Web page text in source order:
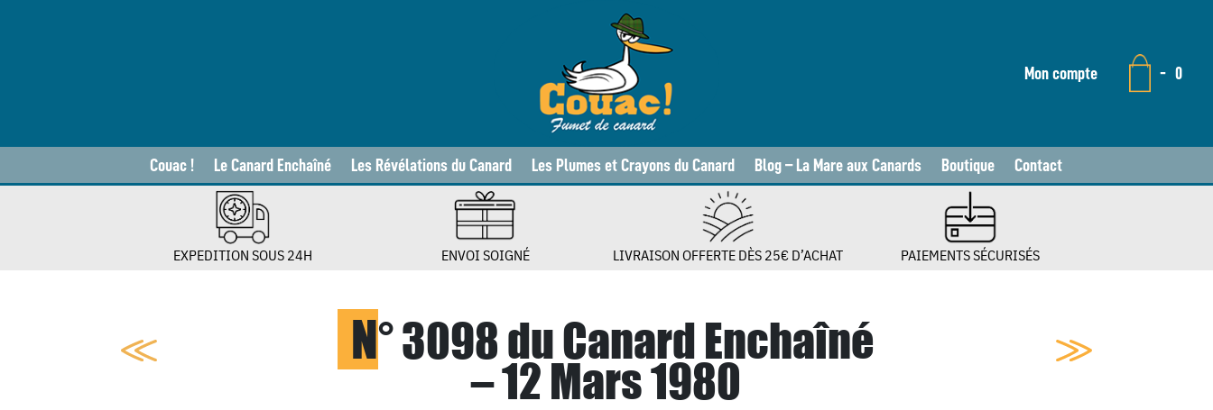
Mon compte - 0
Couac ! Le Canard Enchaîné Les Révélations du Canard Les Plumes et Crayons du Canard Blog – La Mare aux Canards Boutique Contact
EXPEDITION SOUS 24H ENVOI SOIGNÉ LIVRAISON OFFERTE DÈS 25€ D’ACHAT PAIEMENTS SÉCURISÉS
N° 3098 du Canard Enchaîné
– 12 Mars 1980